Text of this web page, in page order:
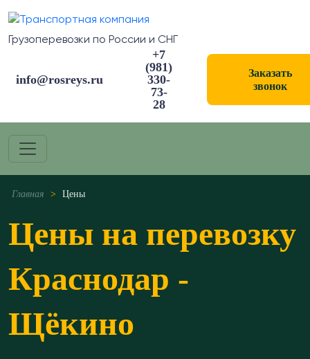
Грузоперевозки по России и СНГ
info@rosreys.ru
+7
(981)
330-
73-
28
Заказать
звонок
Главная > Цены
Цены на перевозку
Краснодар -
Щёкино